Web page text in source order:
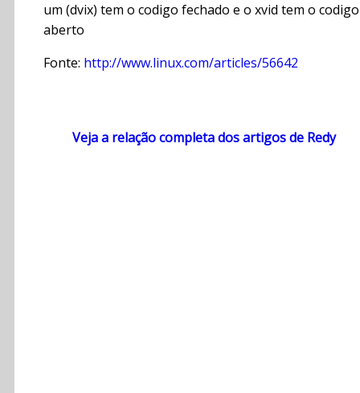
um (dvix) tem o codigo fechado e o xvid tem o codigo
aberto
Fonte: http://www.linux.com/articles/56642
Veja a relação completa dos artigos de Redy